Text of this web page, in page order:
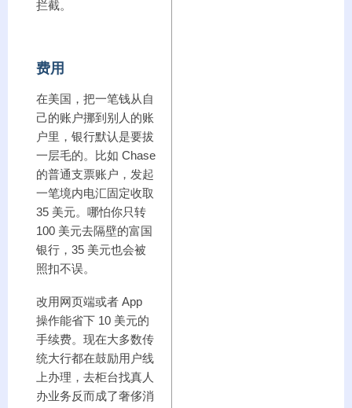
拦截。
费用
在美国，把一笔钱从自
己的账户挪到别人的账
户里，银行默认是要拔
一层毛的。比如 Chase
的普通支票账户，发起
一笔境内电汇固定收取
35 美元。哪怕你只转
100 美元去隔壁的富国
银行，35 美元也会被
照扣不误。
改用网页端或者 App
操作能省下 10 美元的
手续费。现在大多数传
统大行都在鼓励用户线
上办理，去柜台找真人
办业务反而成了奢侈消